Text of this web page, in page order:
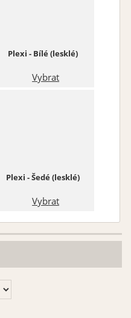
Plexi - Bílé (lesklé)
Vybrat
Plexi - Šedé (lesklé)
Vybrat